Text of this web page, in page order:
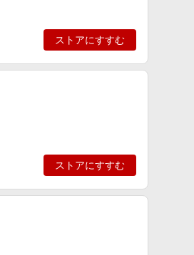
ストアにすすむ
ストアにすすむ